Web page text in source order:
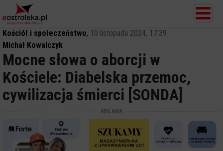
Kościół i społeczeństwo, 10 listopada 2024, 17:39
Michał Kowalczyk
Mocne słowa o aborcji w
Kościele: Diabelska przemoc,
cywilizacja śmierci [SONDA]
REKLAMA